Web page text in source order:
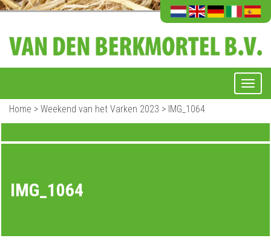
Home > Weekend van het Varken 2023 > IMG_1064
IMG_1064